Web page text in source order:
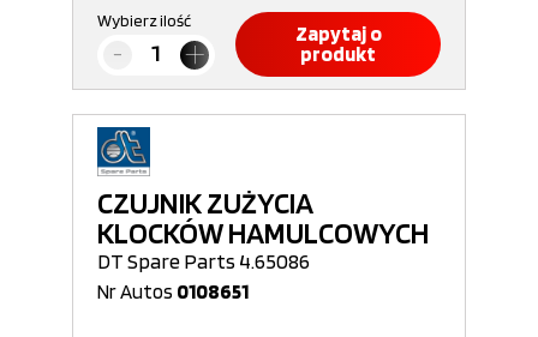
Wybierz ilość
Zapytaj o
produkt
CZUJNIK ZUŻYCIA
KLOCKÓW HAMULCOWYCH
DT Spare Parts 4.65086
Nr Autos 0108651